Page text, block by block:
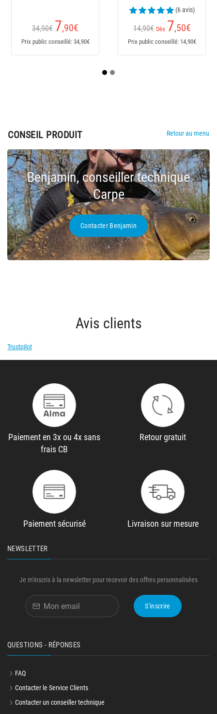
14,90€
(6 avis)
9,90€ 5,60€
Prix public conseillé: 9,90€
CONSEIL PRODUIT
Benjamin, conseiller technique
Carpe
Contacter Benjamin
Trustpilot
Paiement en 3x ou 4x sans
NEWSLETTER
S'inscrire
QUESTIONS - RÉPONSES
FAQ
Contacter le Service Clients